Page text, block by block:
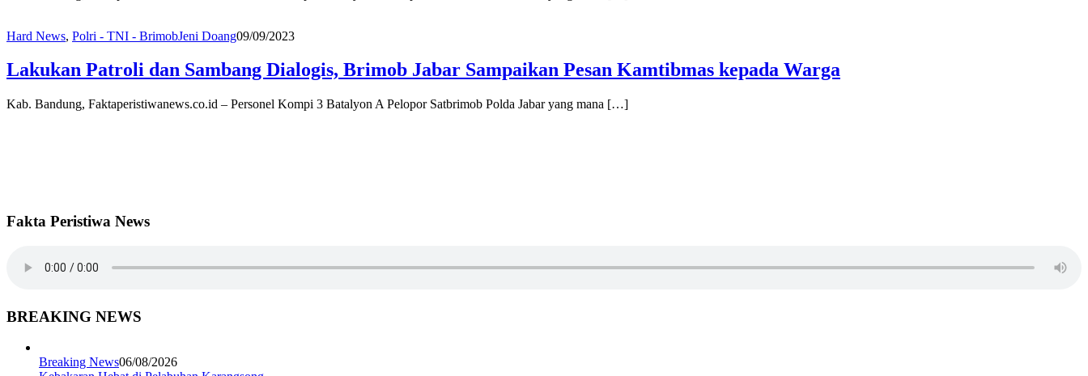
Hard News, Polri - TNI - BrimobJeni Doang09/09/2023
Lakukan Patroli dan Sambang Dialogis, Brimob Jabar Sampaikan Pesan Kamtibmas kepada Warga
Kab. Bandung, Faktaperistiwanews.co.id – Personel Kompi 3 Batalyon A Pelopor Satbrimob Polda Jabar yang mana […]
Fakta Peristiwa News
BREAKING NEWS
Breaking News06/08/2026